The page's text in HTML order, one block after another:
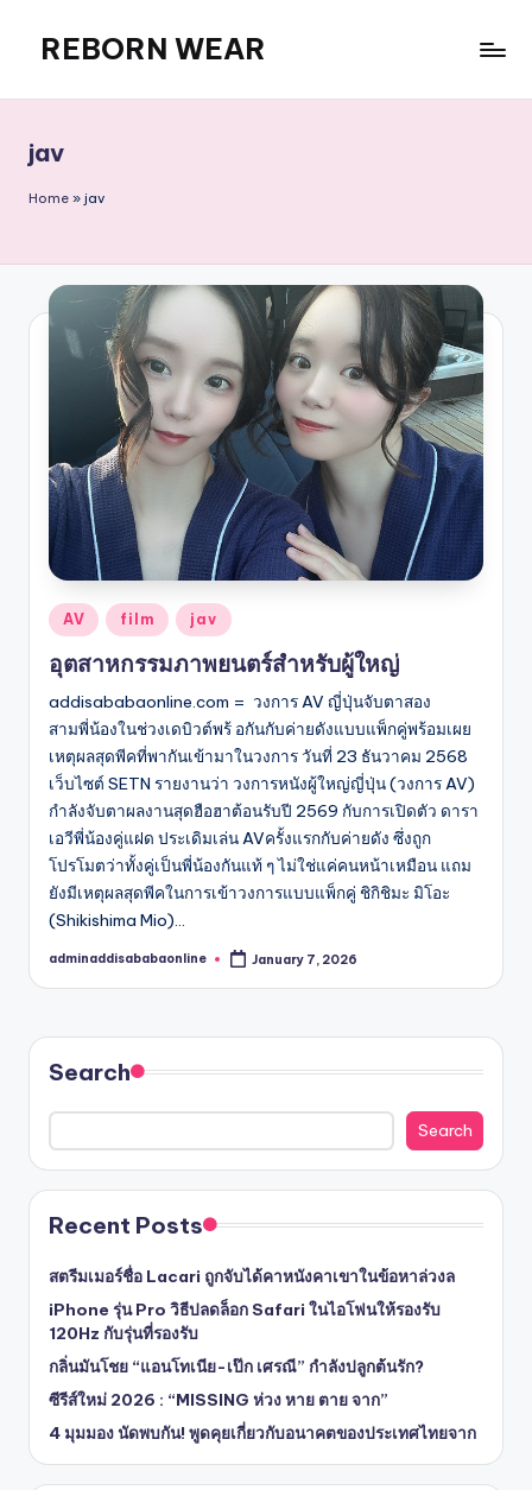
content
REBORN WEAR
jav
Home » jav
Posted
in
AV film jav
อุตสาหกรรมภาพยนตร์สำหรับผู้ใหญ่
addisababaonline.com = วงการ AV ญี่ปุ่นจับตาสอง
สามพี่น้องในช่วงเดบิวต์พร้ อกันกับค่ายดังแบบแพ็กคู่พร้อมเผย
เหตุผลสุดพีคที่พากันเข้ามาในวงการ วันที่ 23 ธันวาคม 2568
เว็บไซต์ SETN รายงานว่า วงการหนังผู้ใหญ่ญี่ปุ่น (วงการ AV)
กำลังจับตาผลงานสุดฮือฮาต้อนรับปี 2569 กับการเปิดตัว ดารา
เอวีพี่น้องคู่แฝด ประเดิมเล่น AVครั้งแรกกับค่ายดัง ซึ่งถูก
โปรโมตว่าทั้งคู่เป็นพี่น้องกันแท้ ๆ ไม่ใช่แค่คนหน้าเหมือน แถม
ยังมีเหตุผลสุดพีคในการเข้าวงการแบบแพ็กคู่ ชิกิชิมะ มิโอะ
(Shikishima Mio)…
Posted
adminaddisababaonline January 7, 2026
Search
Search
Recent Posts
สตรีมเมอร์ชื่อ Lacari ถูกจับได้คาหนังคาเขาในข้อหาล่วงล
iPhone รุ่น Pro วิธีปลดล็อก Safari ในไอโฟนให้รองรับ
120Hz กับรุ่นที่รองรับ
กลิ่นมันโชย “แอนโทเนีย-เป๊ก เศรณี” กำลังปลูกต้นรัก?
ซีรีส์ใหม่ 2026 : “MISSING ห่วง หาย ตาย จาก”
4 มุมมอง นัดพบกัน! พูดคุยเกี่ยวกับอนาคตของประเทศไทยจาก